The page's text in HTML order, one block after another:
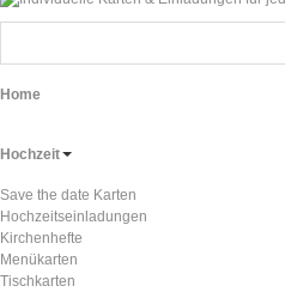
Home
Hochzeit
Save the date Karten
Hochzeitseinladungen
Kirchenhefte
Menükarten
Tischkarten